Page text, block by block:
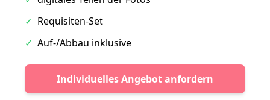
✓ Requisiten-Set
✓ Auf-/Abbau inklusive
Individuelles Angebot anfordern